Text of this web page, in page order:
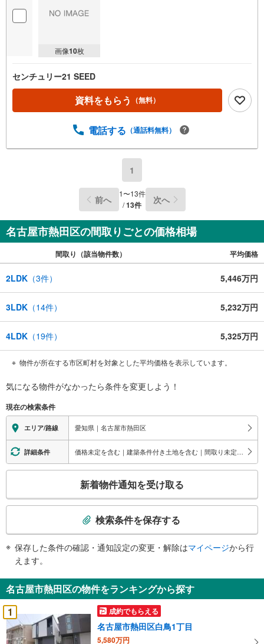
画像10枚
センチュリー21 SEED
資料をもらう （無料）
電話する （通話料無料）
1
前へ 1〜13件
/13件 次へ
名古屋市熱田区の間取りごとの価格相場
間取り（該当物件数） 平均価格
2LDK （3件） 5,446万円
3LDK （14件） 5,232万円
4LDK （19件） 5,325万円
物件が所在する市区町村を対象とした平均価格を表示しています。
気になる物件がなかったら条件を変更しよう！
現在の検索条件
エリア/路線 愛知県｜名古屋市熱田区
詳細条件 価格未定を含む｜建築条件付き土地を含む｜間取り未定を含む｜3階建て以上
検
知
を
受
け
取
新着物件通知を受け取る
検索条件を保存する
保存した条件の確認・通知設定の変更・解除はマイページから行
えます。
名古屋市熱田区の物件をランキングから探す
1
成約でもらえる
名古屋市熱田区白鳥1丁目
5,580万円